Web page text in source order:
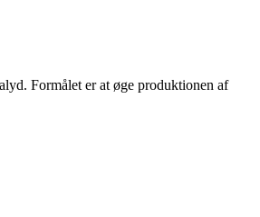
Formålet er at øge produktionen af